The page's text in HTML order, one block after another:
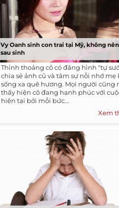
Vy Oanh sinh con trai tại Mỹ, không
sau sinh
Thỉnh thoảng cô có đăng hình "tự
chia sẻ ảnh cũ và tâm sự nỗi nhớ mẹ
sống xa quê hương. Mọi người cũng
thấy hiện cô đang hạnh phúc với
hiện tại bởi mỗi bức...
Xem